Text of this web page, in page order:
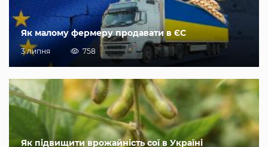
Як малому фермеру продавати в ЄС
3 липня 758
Як підвищити врожайність сої в Україні